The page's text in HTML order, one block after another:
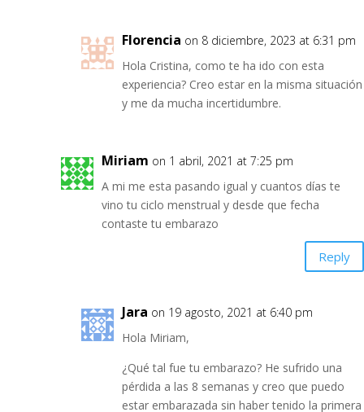
Florencia on 8 diciembre, 2023 at 6:31 pm
Hola Cristina, como te ha ido con esta
experiencia? Creo estar en la misma situación
y me da mucha incertidumbre.
Miriam on 1 abril, 2021 at 7:25 pm
A mi me esta pasando igual y cuantos días te
vino tu ciclo menstrual y desde que fecha
contaste tu embarazo
Reply
Jara on 19 agosto, 2021 at 6:40 pm
Hola Miriam,
¿Qué tal fue tu embarazo? He sufrido una
pérdida a las 8 semanas y creo que puedo
estar embarazada sin haber tenido la primera